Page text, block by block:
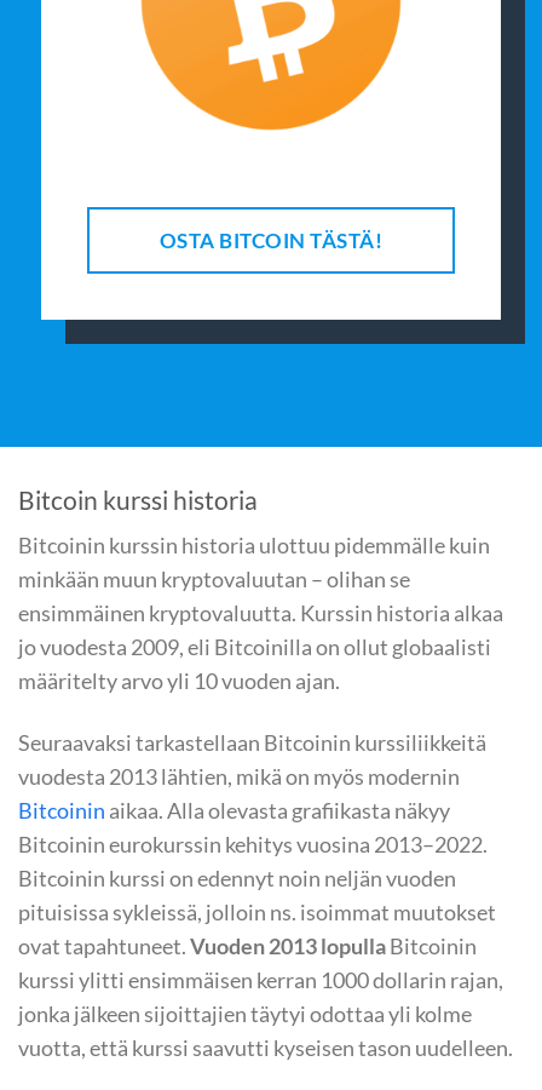
OSTA BITCOIN TÄSTÄ!
Bitcoin kurssi historia
Bitcoinin kurssin historia ulottuu pidemmälle kuin
minkään muun kryptovaluutan – olihan se
ensimmäinen kryptovaluutta. Kurssin historia alkaa
jo vuodesta 2009, eli Bitcoinilla on ollut globaalisti
määritelty arvo yli 10 vuoden ajan.
Seuraavaksi tarkastellaan Bitcoinin kurssiliikkeitä
vuodesta 2013 lähtien, mikä on myös modernin
Bitcoinin aikaa. Alla olevasta grafiikasta näkyy
Bitcoinin eurokurssin kehitys vuosina 2013–2022.
Bitcoinin kurssi on edennyt noin neljän vuoden
pituisissa sykleissä, jolloin ns. isoimmat muutokset
ovat tapahtuneet.Vuoden 2013 lopullaBitcoinin
kurssi ylitti ensimmäisen kerran 1000 dollarin rajan,
jonka jälkeen sijoittajien täytyi odottaa yli kolme
vuotta, että kurssi saavutti kyseisen tason uudelleen.